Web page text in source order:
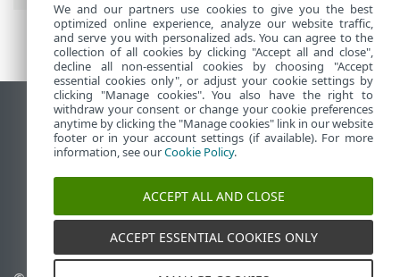
Переглянути повну версію
End of Life
База знань ESET
ESET Status Portal
Регіональна підтримка
We and our partners use cookies to give you the best
optimized online experience, analyze our website traffic,
and serve you with personalized ads. You can agree to the
collection of all cookies by clicking "Accept all and close",
decline all non-essential cookies by choosing "Accept
essential cookies only", or adjust your cookie settings by
clicking "Manage cookies". You also have the right to
withdraw your consent or change your cookie preferences
anytime by clicking the "Manage cookies" link in our website
footer or in your account settings (if available). For more
information, see ourCookie Policy.
ACCEPT ALL AND CLOSE
ACCEPT ESSENTIAL COOKIES ONLY